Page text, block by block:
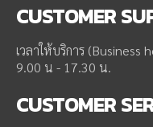
CUSTOMER
เวลาให้บริการ (Business
9.00 น - 17.30 น.
CUSTOMER